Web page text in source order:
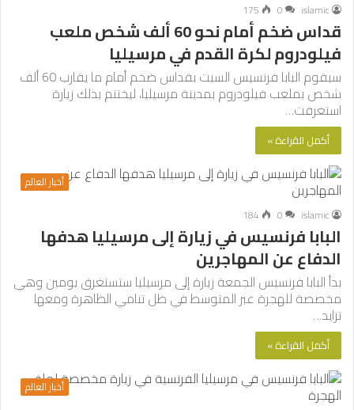
islamic
0
175
قداس ضخم أمام نحو 60 ألف شخص ملعب
فيلودروم لكرة القدم في مرسيليا
سيقوم البابا فرنسيس السبت بقداس ضخم أمام ما يقارب 60 ألف
شخص بملعب فيلودروم بمدينة مرسيليا، ليختتم بذلك زيارة
استغرقت…
أكمل القراءة »
أخبار العالم
islamic
0
184
البابا فرنسيس في زيارة إلى مرسيليا هدفها
الدفاع عن المهاجرين
بدأ البابا فرنسيس الجمعة زيارة إلى مرسيليا ستستغرق يومين وهي
مخصصة للهجرة عبر المتوسط في ظل تنامي الظاهرة ومعها
تزايد…
أكمل القراءة »
أخبار العالم